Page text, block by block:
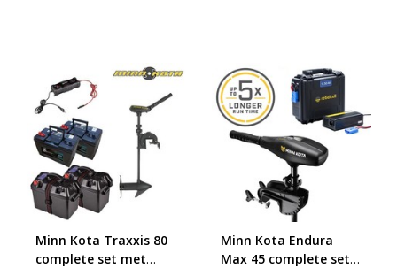
Minn Kota Traxxis 80
complete set met
Minn Kota Endura
Max 45 complete set